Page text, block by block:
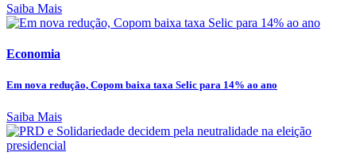
Saiba Mais
Economia
Em nova redução, Copom baixa taxa Selic para 14% ao ano
Saiba Mais